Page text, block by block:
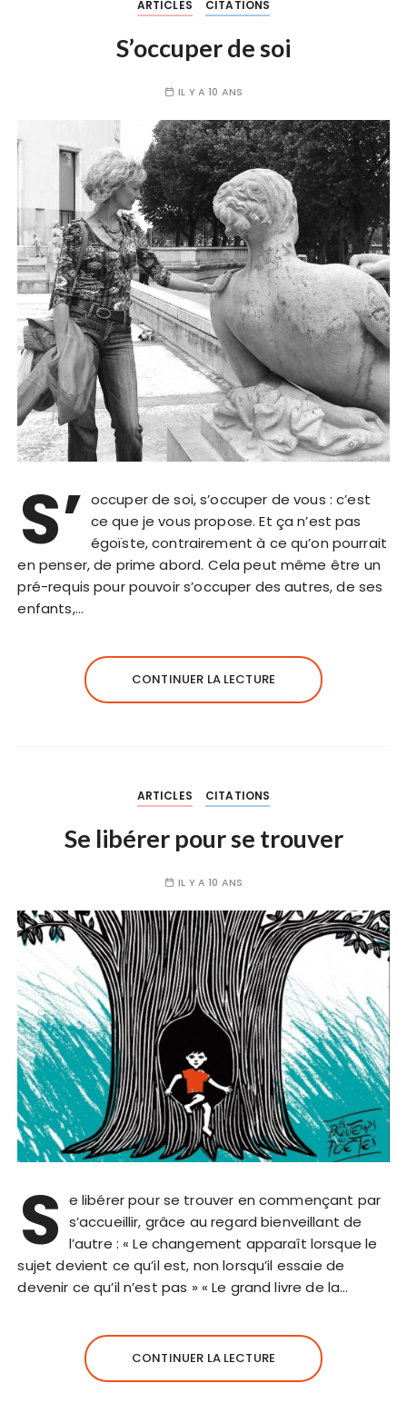
ARTICLES CITATIONS
S’occuper de soi
IL Y A 10 ANS
S’ occuper de soi, s’occuper de vous : c’est
ce que je vous propose. Et ça n’est pas
égoïste, contrairement à ce qu’on pourrait
en penser, de prime abord. Cela peut même être un
pré-requis pour pouvoir s’occuper des autres, de ses
enfants,…
CONTINUER LA LECTURE
ARTICLES CITATIONS
Se libérer pour se trouver
IL Y A 10 ANS
S e libérer pour se trouver en commençant par
s’accueillir, grâce au regard bienveillant de
l’autre : « Le changement apparaît lorsque le
sujet devient ce qu’il est, non lorsqu’il essaie de
devenir ce qu’il n’est pas » « Le grand livre de la…
CONTINUER LA LECTURE